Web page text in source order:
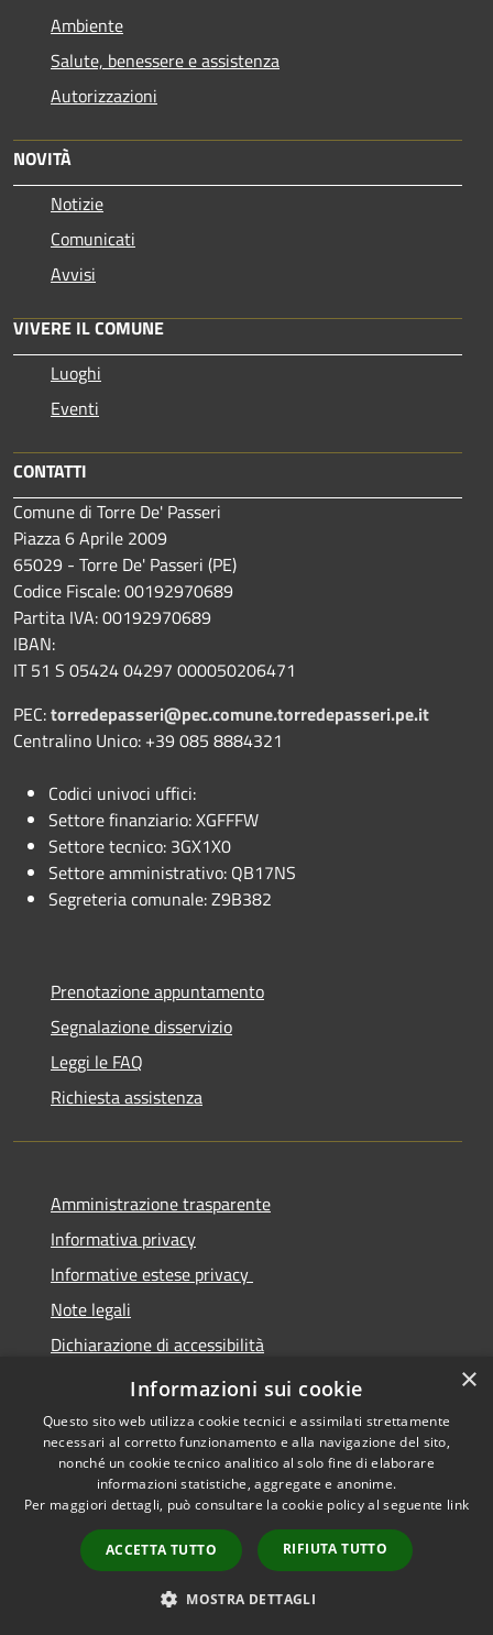
Ambiente
Salute, benessere e assistenza
Autorizzazioni
NOVITÀ
Notizie
Comunicati
Avvisi
VIVERE IL COMUNE
Luoghi
Eventi
CONTATTI
Comune di Torre De' Passeri
Piazza 6 Aprile 2009
65029 - Torre De' Passeri (PE)
Codice Fiscale: 00192970689
Partita IVA: 00192970689
IBAN:
IT 51 S 05424 04297 000050206471
PEC:torredepasseri@pec.comune.torredepasseri.pe.it
Centralino Unico: +39 085 8884321
Codici univoci uffici:
Settore finanziario: XGFFFW
Settore tecnico: 3GX1X0
Settore amministrativo: QB17NS
Segreteria comunale: Z9B382
Prenotazione appuntamento
Segnalazione disservizio
Leggi le FAQ
Richiesta assistenza
Amministrazione trasparente
Informativa privacy
Informative estese privacy
Note legali
Dichiarazione di accessibilità
Obbiettivi di Accessibilità
Accessibilità
Copyright © 2026 • Comune di
Torre De' Passeri • Powered by
Municipium•
Accesso
redazione
×
Informazioni sui cookie
Questo sito web utilizza cookie tecnici e assimilati strettamente
necessari al corretto funzionamento e alla navigazione del sito,
nonché un cookie tecnico analitico al solo fine di elaborare
informazioni statistiche, aggregate e anonime.
Per maggiori dettagli, può consultare la cookie policy al seguente link
ACCETTA TUTTO RIFIUTA TUTTO
MOSTRA DETTAGLI